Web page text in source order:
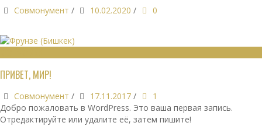
Совмонумент / 10.02.2020 / 0
ПРИВЕТ, МИР!
Совмонумент / 17.11.2017 /
1
Добро пожаловать в WordPress. Это ваша первая запись.
Отредактируйте или удалите её, затем пишите!